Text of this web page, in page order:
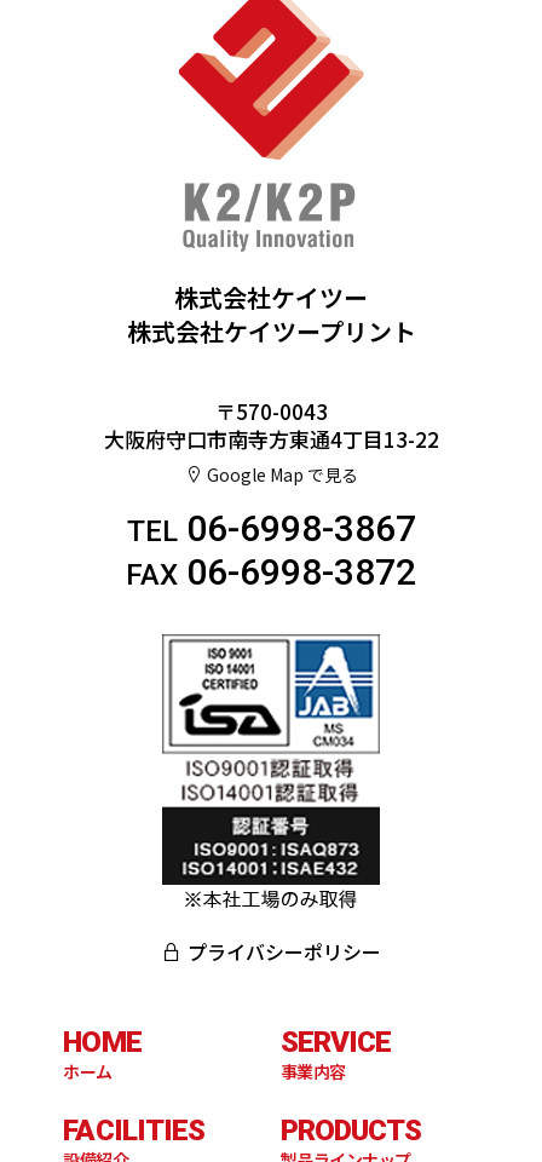
株式会社ケイツー
株式会社ケイツープリント
〒570-0043
大阪府守口市南寺方東通4丁目13-22
Google Map で見る
TEL06-6998-3867
FAX 06-6998-3872
プライバシーポリシー
HOME
ホーム
SERVICE
事業内容
FACILITIES PRODUCTS